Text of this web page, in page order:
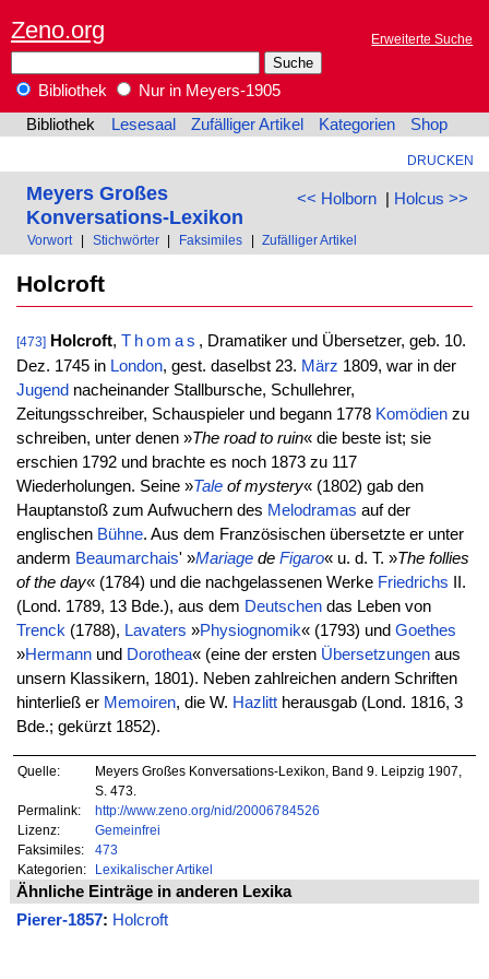
Zeno.org Erweiterte Suche
Bibliothek
Nur in Meyers-1905
Bibliothek
Lesesaal Zufälliger Artikel Kategorien Shop
DRUCKEN
<< Holborn| Holcus >>
Meyers Großes
Konversations-Lexikon
Vorwort Stichwörter Faksimiles Zufälliger Artikel
Holcroft
[473] Holcroft, Thomas , Dramatiker und Übersetzer, geb. 10.
Dez. 1745 in London, gest. daselbst 23. März 1809, war in der
Jugend nacheinander Stallbursche, Schullehrer,
Zeitungsschreiber, Schauspieler und begann 1778 Komödienzu
schreiben, unter denen »The road to ruin« die beste ist; sie
erschien 1792 und brachte es noch 1873 zu 117
Wiederholungen. Seine »Taleof mystery« (1802) gab den
Hauptanstoß zum Aufwuchern des Melodramas auf der
englischen Bühne. Aus dem Französischen übersetzte er unter
anderm Beaumarchais' »Mariagede Figaro« u. d. T. »The follies
of the day« (1784) und die nachgelassenen Werke Friedrichs II.
(Lond. 1789, 13 Bde.), aus dem Deutschendas Leben von
Trenck(1788), Lavaters »Physiognomik« (1793) und Goethes
»Hermannund Dorothea« (eine der ersten Übersetzungenaus
unsern Klassikern, 1801). Neben zahlreichen andern Schriften
hinterließ er Memoiren, die W. Hazlittherausgab (Lond. 1816, 3
Bde.; gekürzt 1852).
Quelle:
Meyers Großes Konversations-Lexikon, Band 9. Leipzig 1907,
S. 473.
Permalink:
http://www.zeno.org/nid/20006784526
Lizenz:
Gemeinfrei
Faksimiles:
473
Kategorien:
Lexikalischer Artikel
Ähnliche Einträge in anderen Lexika
Pierer-1857: Holcroft